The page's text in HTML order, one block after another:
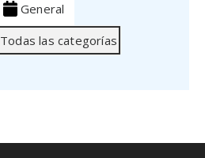
General
Todas las categorías